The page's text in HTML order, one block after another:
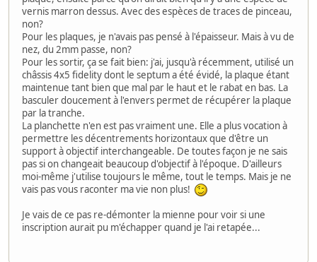
vernis marron dessus. Avec des espèces de traces de pinceau,
non?
Pour les plaques, je n'avais pas pensé à l'épaisseur. Mais à vu de
nez, du 2mm passe, non?
Pour les sortir, ça se fait bien: j'ai, jusqu'à récemment, utilisé un
châssis 4x5 fidelity dont le septum a été évidé, la plaque étant
maintenue tant bien que mal par le haut et le rabat en bas. La
basculer doucement à l'envers permet de récupérer la plaque
par la tranche.
La planchette n'en est pas vraiment une. Elle a plus vocation à
permettre les décentrements horizontaux que d'être un
support à objectif interchangeable. De toutes façon je ne sais
pas si on changeait beaucoup d'objectif à l'époque. D'ailleurs
moi-même j'utilise toujours le même, tout le temps. Mais je ne
vais pas vous raconter ma vie non plus!
Je vais de ce pas re-démonter la mienne pour voir si une
inscription aurait pu m'échapper quand je l'ai retapée...